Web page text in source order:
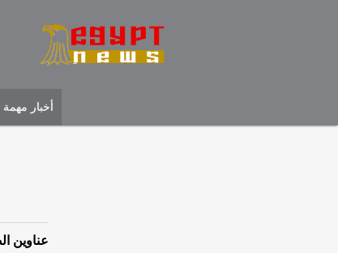
أخبار مهمة
عناوين